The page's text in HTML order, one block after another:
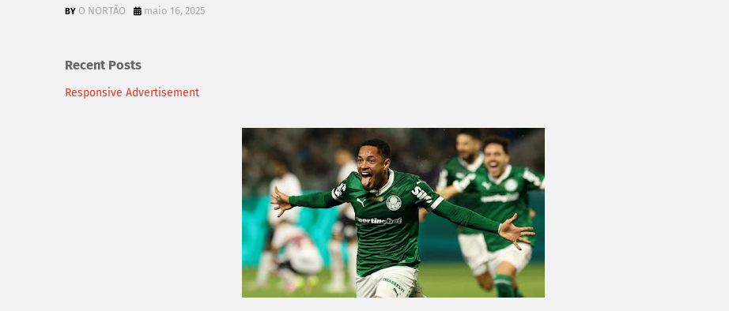
O NORTÃO maio 16, 2025
Recent Posts
Responsive Advertisement